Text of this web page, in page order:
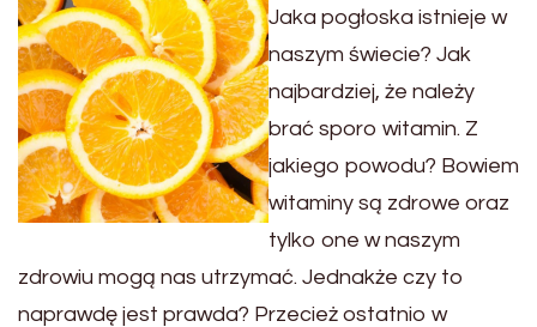
Jaka pogłoska istnieje w
naszym świecie? Jak
najbardziej, że należy
brać sporo witamin. Z
jakiego powodu? Bowiem
witaminy są zdrowe oraz
tylko one w naszym
zdrowiu mogą nas utrzymać. Jednakże czy to
naprawdę jest prawda? Przecież ostatnio w